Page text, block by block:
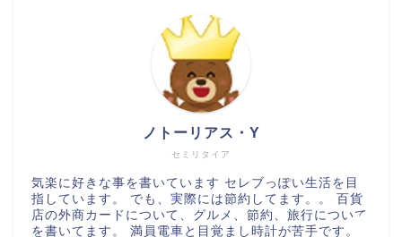
セミリタイア
ノトーリアス・Y
気楽に好きな事を書いています セレブっぽい生活を目
指しています。 でも、実際には節約してます。。 百貨
店の外商カードについて、グルメ、節約、旅行について
を書いてます。 満員電車と目覚まし時計が苦手です。
ハワイ